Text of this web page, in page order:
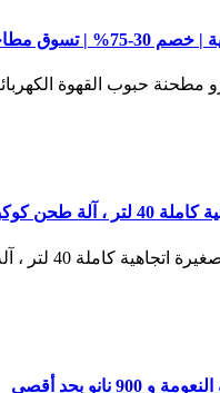
أونلاين في
مسحوق نانو
نانو بحد أقصى